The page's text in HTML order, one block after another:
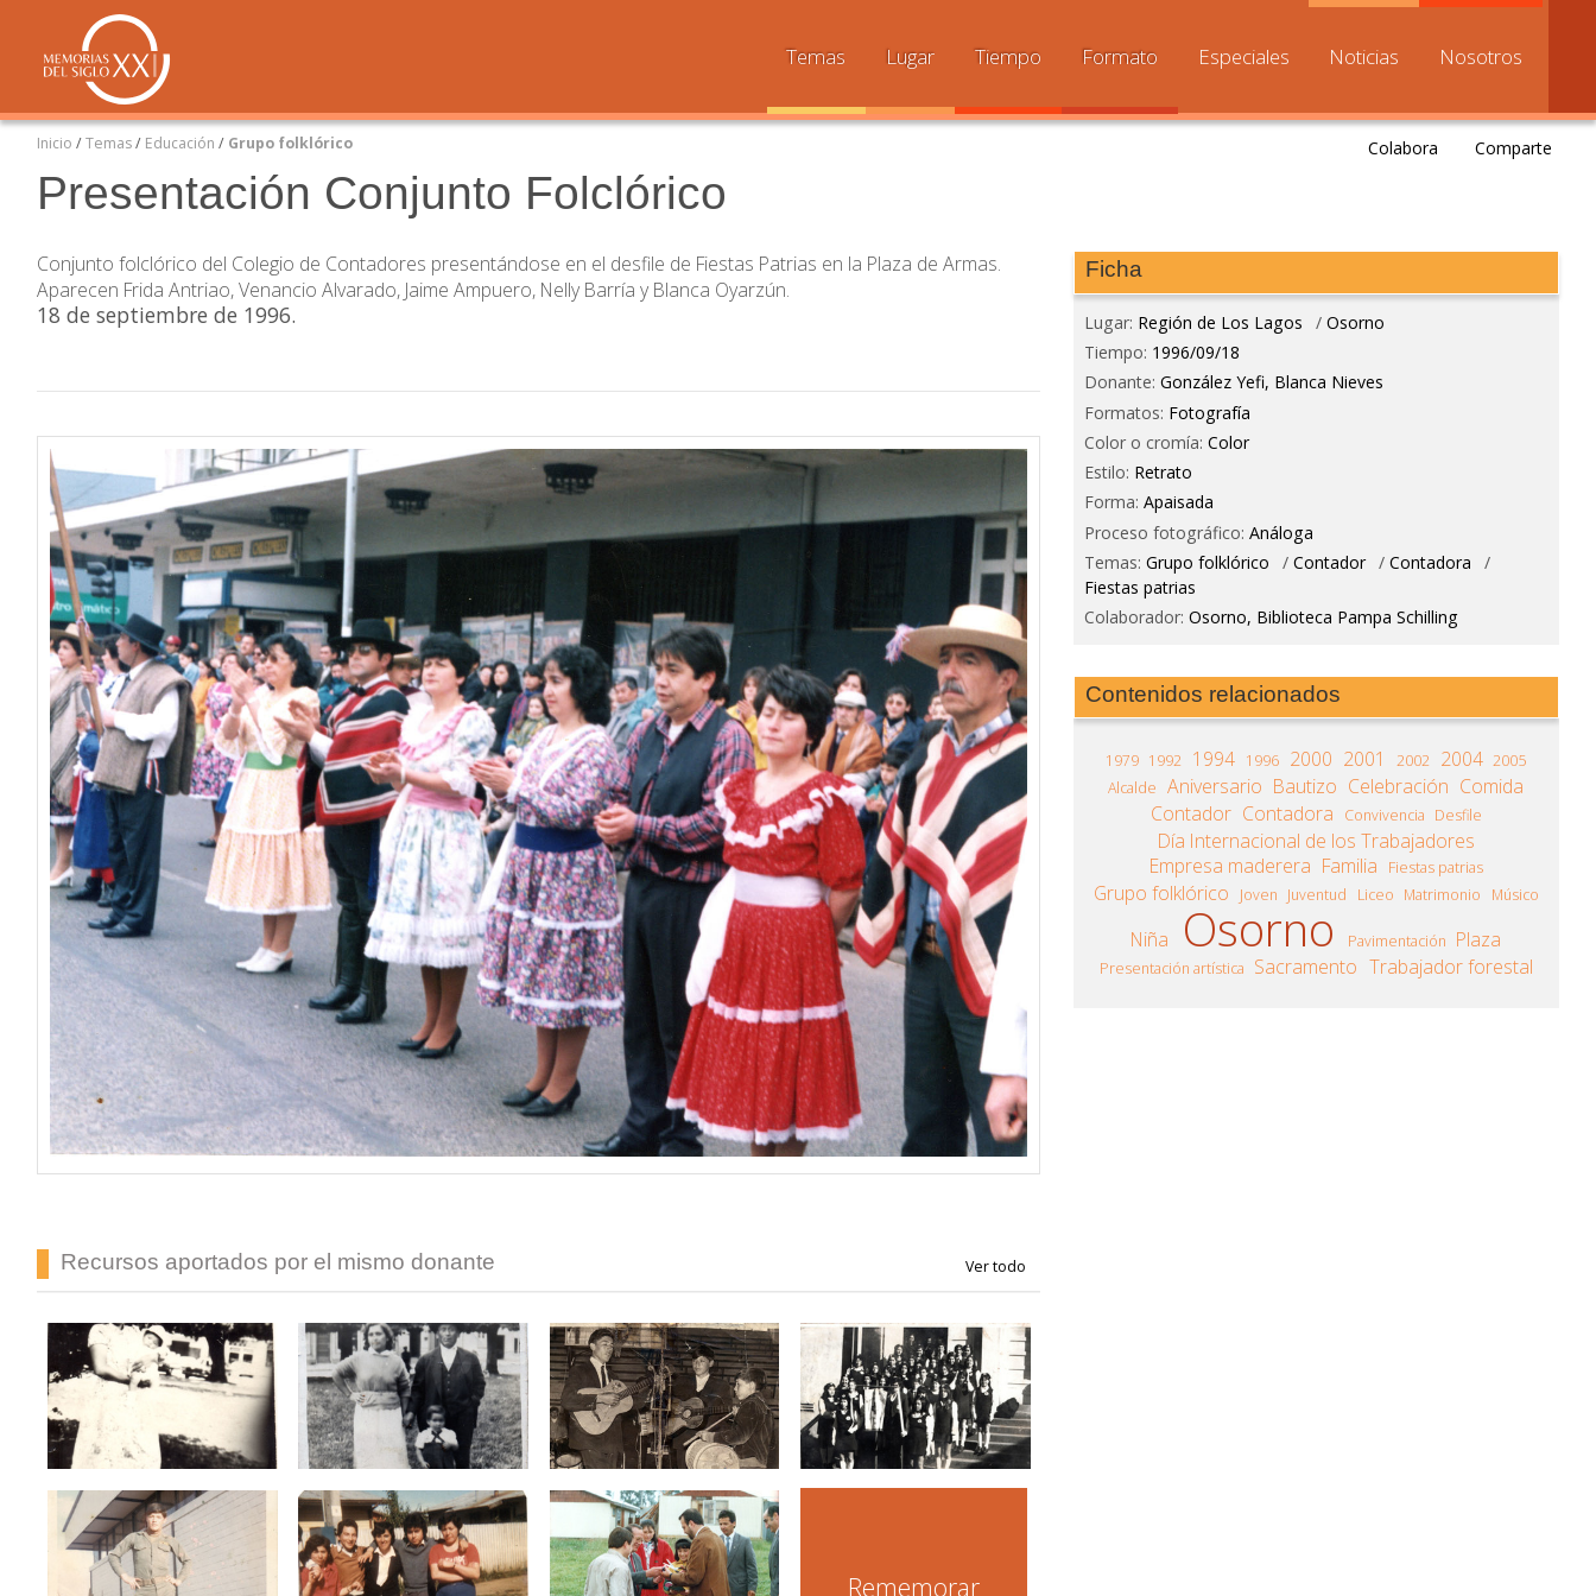
Temas Lugar Tiempo Formato Especiales Noticias Nosotros
Comparte
Colabora
Inicio /Temas/ Educación/ Grupo folklórico
Presentación Conjunto Folclórico
Conjunto folclórico del Colegio de Contadores presentándose en el desfile de Fiestas Patrias en la Plaza de Armas.
Aparecen Frida Antriao, Venancio Alvarado, Jaime Ampuero, Nelly Barría y Blanca Oyarzún.
18 de septiembre de 1996.
Recursos aportados por el mismo donante
Rememorar
Ficha
Lugar: Región de Los Lagos / Osorno
Tiempo: 1996/09/18
Donante: González Yefi, Blanca Nieves
Formatos: Fotografía
Color o cromía: Color
Estilo: Retrato
Forma: Apaisada
Proceso fotográfico: Análoga
Temas: Grupo folklórico / Contador / Contadora
/
Fiestas patrias
Colaborador: Osorno, Biblioteca Pampa Schilling
Contenidos relacionados
1979 1992 1994 1996 2000 2001 2002 2004 2005
Alcalde Aniversario Bautizo Celebración Comida
Contador Contadora Convivencia Desfile
Día Internacional de los Trabajadores
Empresa maderera Familia Fiestas patrias
Grupo folklórico Joven Juventud Liceo Matrimonio Músico
Niña Osorno Pavimentación Plaza
Presentación artística Sacramento Trabajador forestal